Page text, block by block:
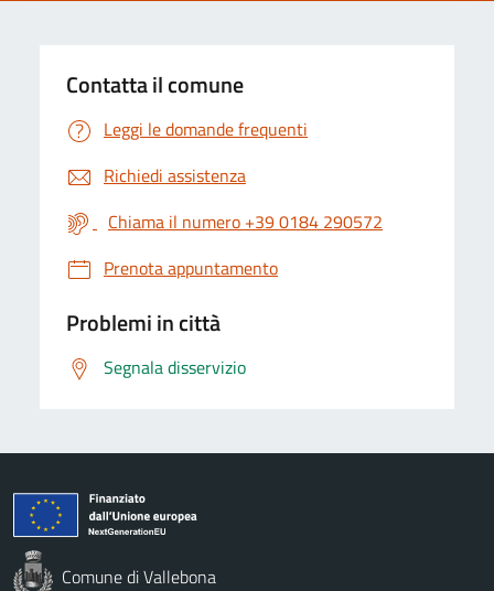
Contatta il comune
Leggi le domande frequenti
Richiedi assistenza
Chiama il numero +39 0184 290572
Prenota appuntamento
Problemi in città
Segnala disservizio
Comune di Vallebona